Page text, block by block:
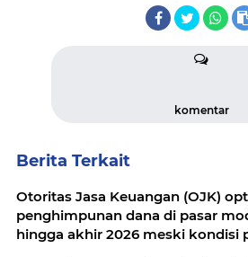
komentar
Berita Terkait
Otoritas Jasa Keuangan (OJK)
penghimpunan dana di pasar
hingga akhir 2026 meski kondisi